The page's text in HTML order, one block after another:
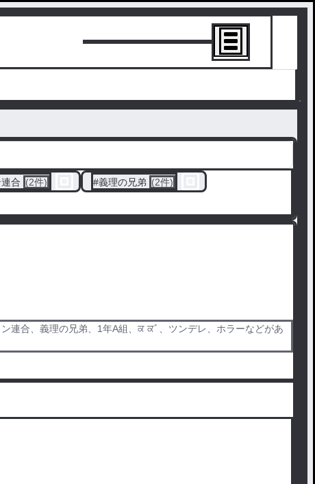
合 (2件) #義理の兄弟 (2件)
連合、義理の兄弟、1年A組、ਕ ਕﾞ、ツンデレ、ホラーなどがあ